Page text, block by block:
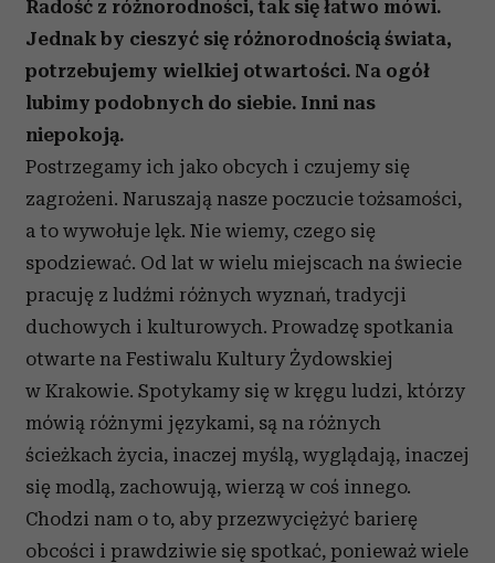
Radość z różnorodności, tak się łatwo mówi.
Jednak by cieszyć się różnorodnością świata,
potrzebujemy wielkiej otwartości. Na ogół
lubimy podobnych do siebie. Inni nas
niepokoją.
Postrzegamy ich jako obcych i czujemy się
zagrożeni. Naruszają nasze poczucie tożsamości,
a to wywołuje lęk. Nie wiemy, czego się
spodziewać. Od lat w wielu miejscach na świecie
pracuję z ludźmi różnych wyznań, tradycji
duchowych i kulturowych. Prowadzę spotkania
otwarte na Festiwalu Kultury Żydowskiej
w Krakowie. Spotykamy się w kręgu ludzi, którzy
mówią różnymi językami, są na różnych
ścieżkach życia, inaczej myślą, wyglądają, inaczej
się modlą, zachowują, wierzą w coś innego.
Chodzi nam o to, aby przezwyciężyć barierę
obcości i prawdziwie się spotkać, ponieważ wiele